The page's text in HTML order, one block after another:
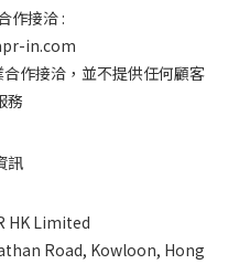
作接洽 :
in.com
作接洽，並不提供任何顧客
務
訊
HK Limited
Road, Kowloon, Hong